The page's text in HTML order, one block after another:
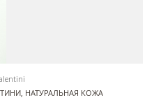
НАТУРАЛЬНАЯ КОЖА